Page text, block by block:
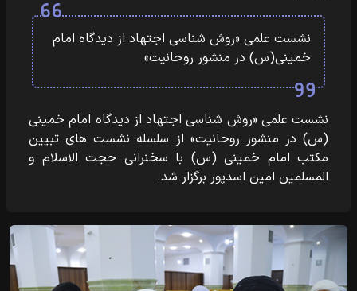
نشست علمی «روش شناسی اجتهاد از دیدگاه امام
خمینی(س) در منشور روحانیت»
نشست علمی «روش شناسی اجتهاد از دیدگاه امام خمینی
(س) در منشور روحانیت» از سلسله نشست های تبیین
مکتب امام خمینی (س) با سخنرانی حجت الاسلام و
المسلمین امین اسدپور برگزار شد.